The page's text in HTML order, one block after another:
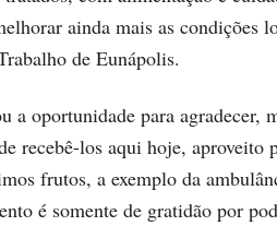
ainda mais as condições
de Eunápolis.
a oportunidade para agradecer,
recebê-los aqui hoje, aproveito
frutos, a exemplo da
é somente de gratidão por